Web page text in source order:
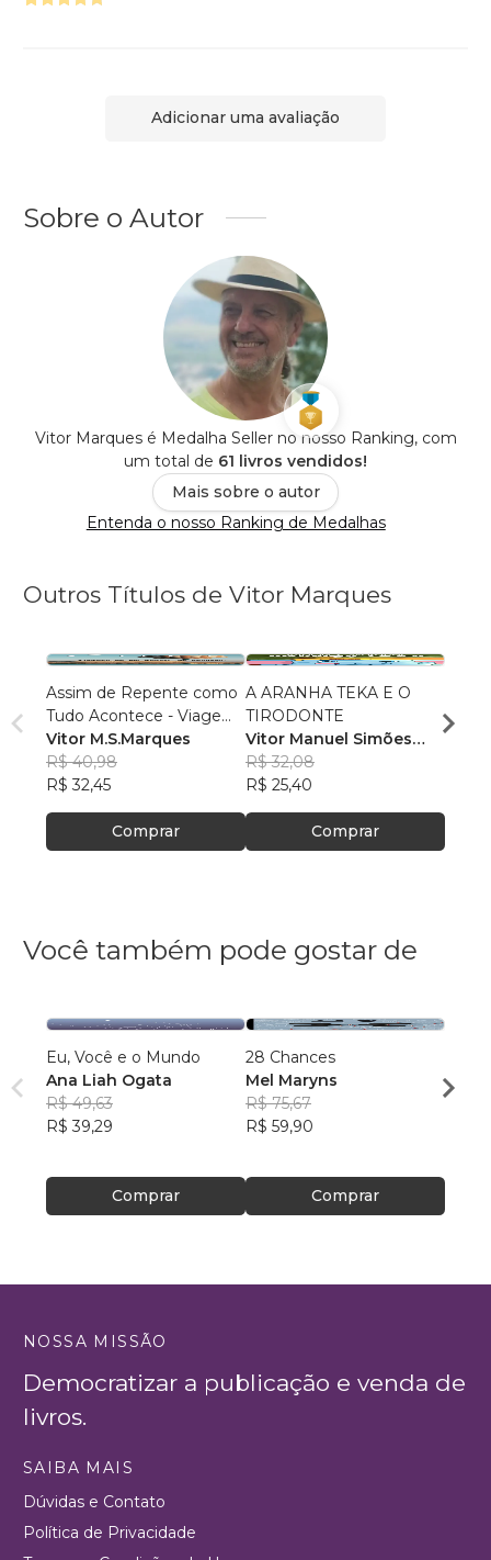
Adicionar uma avaliação
Sobre o Autor
Vitor Marques é Medalha Seller no nosso Ranking, com
um total de 61 livros vendidos!
Mais sobre o autor
Entenda o nosso Ranking de Medalhas
Outros Títulos de Vitor Marques
Assim de Repente como
Tudo Acontece - Viagem
de um Gestor de Pessoas
Vitor M.S.Marques
R$ 40,98
R$ 32,45
Comprar
A ARANHA TEKA E O
TIRODONTE
Vitor Manuel Simões
Marques
R$ 32,08
R$ 25,40
Comprar
Vitor
R$
Você também pode gostar de
Eu, Você e o Mundo
Ana Liah Ogata
R$ 49,63
R$ 39,29
Comprar
28 Chances
Mel Maryns
R$ 75,67
R$ 59,90
Comprar
R$
NOSSA MISSÃO
Democratizar a publicação e venda de
livros.
SAIBA MAIS
Dúvidas e Contato
Política de Privacidade